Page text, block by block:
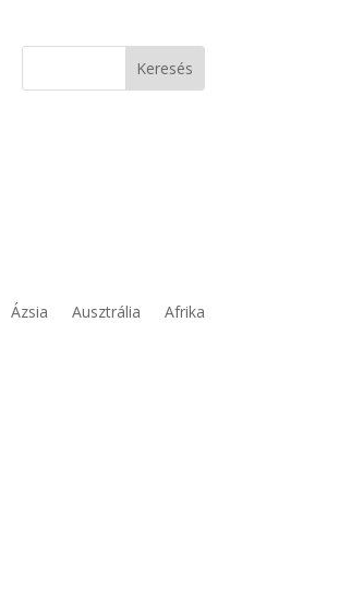
Ázsia Ausztrália Afrika